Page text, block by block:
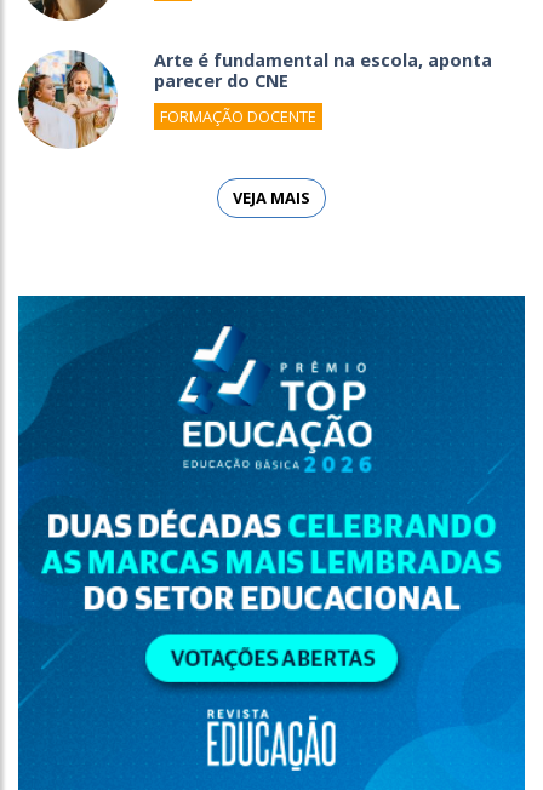
Arte é fundamental na escola, aponta
parecer do CNE
FORMAÇÃO DOCENTE
VEJA MAIS